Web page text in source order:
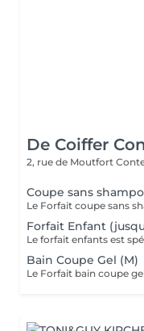
De Coiffer
2, rue de Moutfort
Coupe sans
Forfait Enfant
Bain Coupe Gel (M)